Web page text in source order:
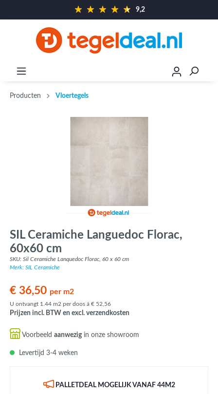
9,2
Producten Vloertegels
SIL Ceramiche Languedoc Florac,
60x60 cm
SKU: Sil Ceramiche Lanquedoc Florac, 60 x 60 cm
Merk: SIL Ceramiche
€ 36,50 per m2
U ontvangt 1.44 m2 per doos á € 52,56
Prijzen incl. BTW en excl. verzendkosten
Voorbeeld aanwezigin onze showroom
Levertijd 3-4 weken
PALLETDEAL MOGELIJK VANAF 44M2